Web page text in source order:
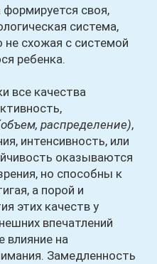
формируется своя,
система,
не схожая с системой
ребенка.
качества
распределение),
интенсивность, или
оказываются
но способны к
а порой и
этих качеств у
впечатлений
влияние на
Замедленность